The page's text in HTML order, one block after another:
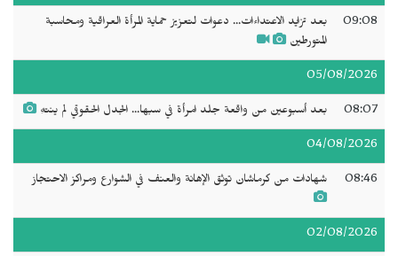
09:08
بعد تزايد الاعتداءات... دعوات لتعزيز حماية المرأة العراقية ومحاسبة
المتورطين
05/08/2026
08:07 بعد أسبوعين من واقعة جلد امرأة في سبها... الجدل الحقوقي لم ينتهِ
04/08/2026
08:46 شهادات من كرماشان توثق الإهانة والعنف في الشوارع ومراكز الاحتجاز
02/08/2026